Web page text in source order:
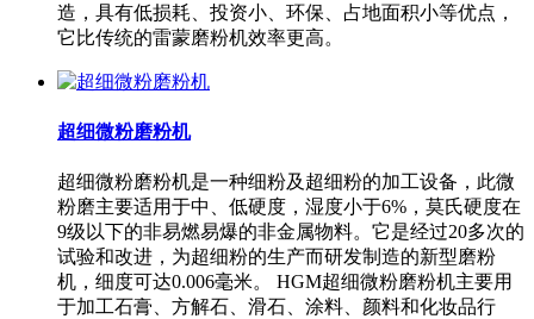
造，具有低损耗、投资小、环保、占地面积小等优点，
它比传统的雷蒙磨粉机效率更高。
超细微粉磨粉机
超细微粉磨粉机是一种细粉及超细粉的加工设备，此微
粉磨主要适用于中、低硬度，湿度小于6%，莫氏硬度在
9级以下的非易燃易爆的非金属物料。它是经过20多次的
试验和改进，为超细粉的生产而研发制造的新型磨粉
机，细度可达0.006毫米。 HGM超细微粉磨粉机主要用
于加工石膏、方解石、滑石、涂料、颜料和化妆品行